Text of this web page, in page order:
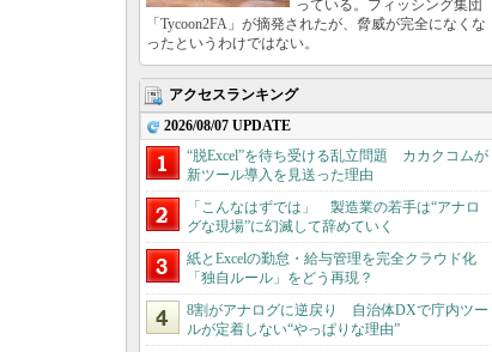
っている。フィッシング集団
「Tycoon2FA」が摘発されたが、脅威が完全になくな
ったというわけではない。
アクセスランキング
2026/08/07 UPDATE
“脱Excel”を待ち受ける乱立問題 カカクコムが
新ツール導入を見送った理由
「こんなはずでは」 製造業の若手は“アナロ
グな現場”に幻滅して辞めていく
紙とExcelの勤怠・給与管理を完全クラウド化
「独自ルール」をどう再現？
8割がアナログに逆戻り 自治体DXで庁内ツー
ルが定着しない“やっぱりな理由”